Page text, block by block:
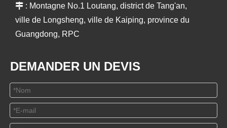
 : Montagne No.1 Loutang, district de Tang'an,
ville de Longsheng, ville de Kaiping, province du
Guangdong, RPC
DEMANDER UN DEVIS